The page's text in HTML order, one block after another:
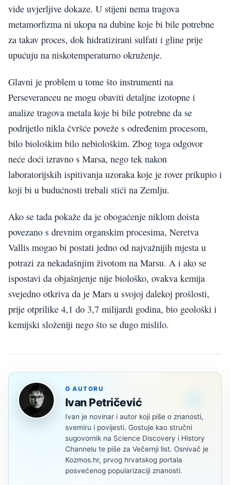
vide uvjerljive dokaze. U stijeni nema tragova
metamorfizma ni ukopa na dubine koje bi bile potrebne
za takav proces, dok hidratizirani sulfati i gline prije
upućuju na niskotemperaturno okruženje.
Glavni je problem u tome što instrumenti na
Perseveranceu ne mogu obaviti detaljne izotopne i
analize tragova metala koje bi bile potrebne da se
podrijetlo nikla čvršće poveže s određenim procesom,
bilo biološkim bilo nebiološkim. Zbog toga odgovor
neće doći izravno s Marsa, nego tek nakon
laboratorijskih ispitivanja uzoraka koje je rover prikupio i
koji bi u budućnosti trebali stići na Zemlju.
Ako se tada pokaže da je obogaćenje niklom doista
povezano s drevnim organskim procesima, Neretva
Vallis mogao bi postati jedno od najvažnijih mjesta u
potrazi za nekadašnjim životom na Marsu. A i ako se
ispostavi da objašnjenje nije biološko, ovakva kemija
svejedno otkriva da je Mars u svojoj dalekoj prošlosti,
prije otprilike 4,1 do 3,7 milijardi godina, bio geološki i
kemijski složeniji nego što se dugo mislilo.
O AUTORU
Ivan Petričević
Ivan je novinar i autor koji piše o znanosti,
svemiru i povijesti. Gostuje kao stručni
sugovornik na Science Discovery i History
Channelu te piše za Večernji list. Osnivač je
Kozmos.hr, prvog hrvatskog portala
posvećenog popularizaciji znanosti.